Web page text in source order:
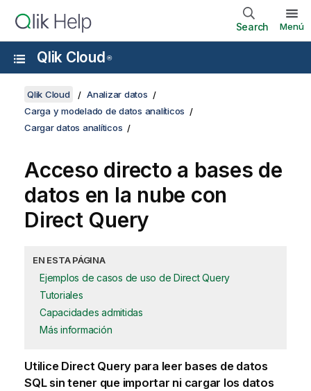
Search Menú
Qlik Cloud ®
Qlik Cloud
Analizar datos
Carga y modelado de datos analíticos
Cargar datos analíticos
Acceso directo a bases de
datos en la nube con
Direct Query
EN ESTA PÁGINA
Ejemplos de casos de uso de Direct Query
Tutoriales
Capacidades admitidas
Más información
Utilice Direct Query para leer bases de datos
SQL sin tener que importar ni cargar los datos